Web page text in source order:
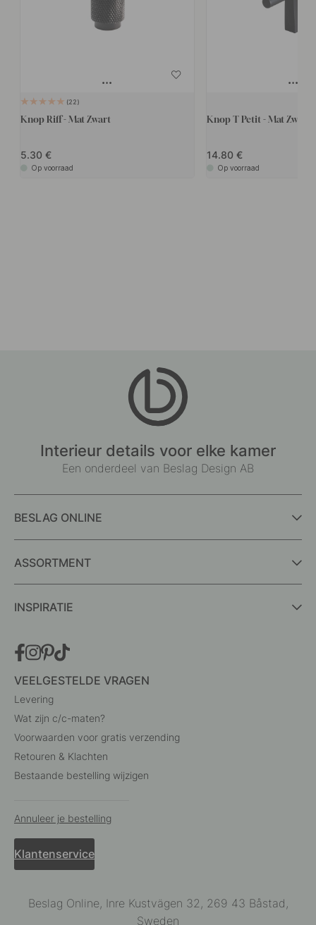
22
Knop Riff - Mat Zwart
5.30
Op voorraad
Knop T Petit - Mat Zwart
14.80
Op voorraad
Interieur details voor elke kamer
Een onderdeel van Beslag Design AB
BESLAG ONLINE
ASSORTMENT
INSPIRATIE
VEELGESTELDE VRAGEN
Levering
Wat zijn c/c-maten?
Voorwaarden voor gratis verzending
Retouren & Klachten
Bestaande bestelling wijzigen
Annuleer je bestelling
Klantenservice
Beslag Online, Inre Kustvägen 32, 269 43 Båstad,
Sweden